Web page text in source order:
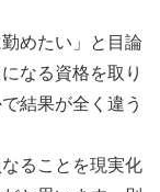
めたい」と目論
なる資格を取り
結果が全く違う
ることを現実化